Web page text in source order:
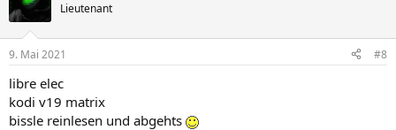
i
e
:
Lieutenant
9. Mai 2021 #8
libre elec
kodi v19 matrix
bissle reinlesen und abgehts